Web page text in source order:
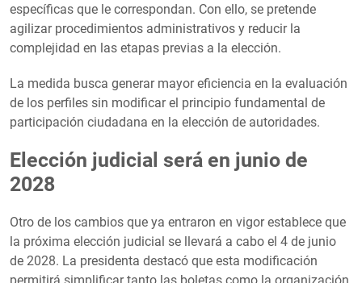
específicas que le correspondan. Con ello, se pretende
agilizar procedimientos administrativos y reducir la
complejidad en las etapas previas a la elección.
La medida busca generar mayor eficiencia en la evaluación
de los perfiles sin modificar el principio fundamental de
participación ciudadana en la elección de autoridades.
Elección judicial será en junio de
2028
Otro de los cambios que ya entraron en vigor establece que
la próxima elección judicial se llevará a cabo el 4 de junio
de 2028. La presidenta destacó que esta modificación